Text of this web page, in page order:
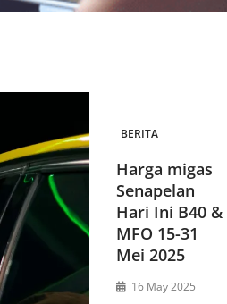
BERITA
Harga migas
Senapelan
Hari Ini B40 &
MFO 15-31
Mei 2025
16 May 2025